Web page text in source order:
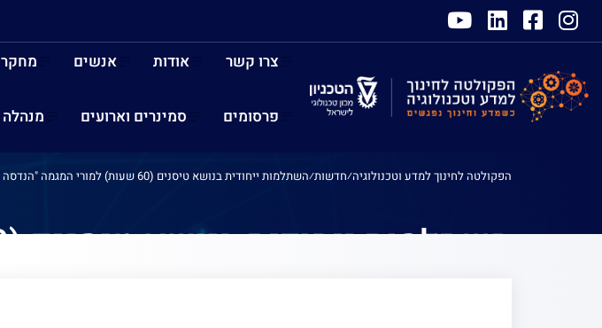
צרו קשר אודות אנשים מחקר
פרסומים סמינרים וארועים מנהלה
הפקולטה לחינוך למדע וטכנולוגיה⁄חדשות⁄השתלמות ייחודית בנושא טיסנים (60 שעות) למורי המגמה "הנדסה יישומית"